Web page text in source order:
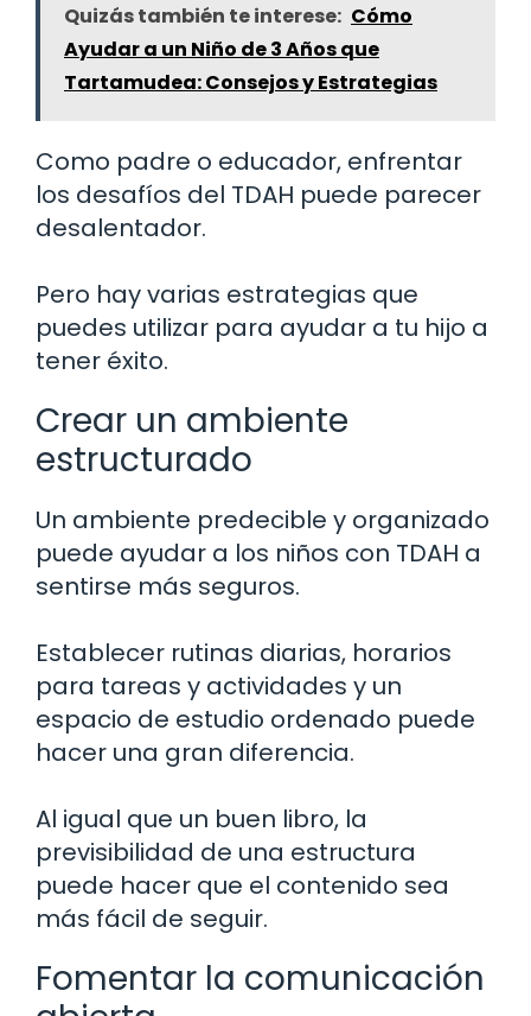
Quizás también te interese: Cómo
Ayudar a un Niño de 3 Años que
Tartamudea: Consejos y Estrategias
Como padre o educador, enfrentar
los desafíos del TDAH puede parecer
desalentador.
Pero hay varias estrategias que
puedes utilizar para ayudar a tu hijo a
tener éxito.
Crear un ambiente
estructurado
Un ambiente predecible y organizado
puede ayudar a los niños con TDAH a
sentirse más seguros.
Establecer rutinas diarias, horarios
para tareas y actividades y un
espacio de estudio ordenado puede
hacer una gran diferencia.
Al igual que un buen libro, la
previsibilidad de una estructura
puede hacer que el contenido sea
más fácil de seguir.
Fomentar la comunicación